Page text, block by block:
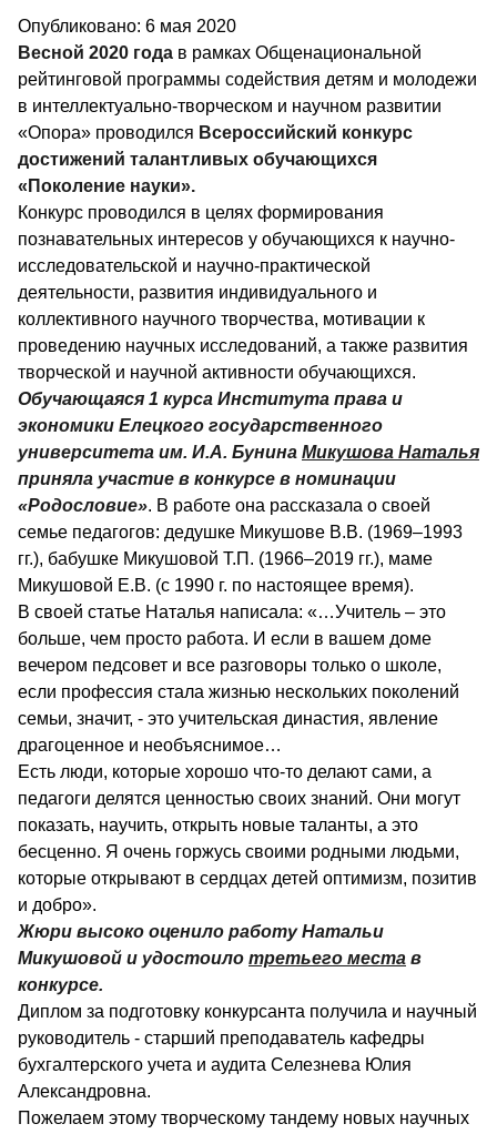
Опубликовано: 6 мая 2020
Весной 2020 года в рамках Общенациональной
рейтинговой программы содействия детям и молодежи
в интеллектуально-творческом и научном развитии
«Опора» проводился Всероссийский конкурс
достижений талантливых обучающихся
«Поколение науки».
Конкурс проводился в целях формирования
познавательных интересов у обучающихся к научно-
исследовательской и научно-практической
деятельности, развития индивидуального и
коллективного научного творчества, мотивации к
проведению научных исследований, а также развития
творческой и научной активности обучающихся.
Обучающаяся 1 курса Института права и
экономики Елецкого государственного
университета им. И.А. Бунина Микушова Наталья
приняла участие в конкурсе в номинации
«Родословие». В работе она рассказала о своей
семье педагогов: дедушке Микушове В.В. (1969–1993
гг.), бабушке Микушовой Т.П. (1966–2019 гг.), маме
Микушовой Е.В. (с 1990 г. по настоящее время).
В своей статье Наталья написала: «…Учитель – это
больше, чем просто работа. И если в вашем доме
вечером педсовет и все разговоры только о школе,
если профессия стала жизнью нескольких поколений
семьи, значит, - это учительская династия, явление
драгоценное и необъяснимое…
Есть люди, которые хорошо что-то делают сами, а
педагоги делятся ценностью своих знаний. Они могут
показать, научить, открыть новые таланты, а это
бесценно. Я очень горжусь своими родными людьми,
которые открывают в сердцах детей оптимизм, позитив
и добро».
Жюри высоко оценило работу Натальи
Микушовой и удостоило третьего места в
конкурсе.
Диплом за подготовку конкурсанта получила и научный
руководитель - старший преподаватель кафедры
бухгалтерского учета и аудита Селезнева Юлия
Александровна.
Пожелаем этому творческому тандему новых научных